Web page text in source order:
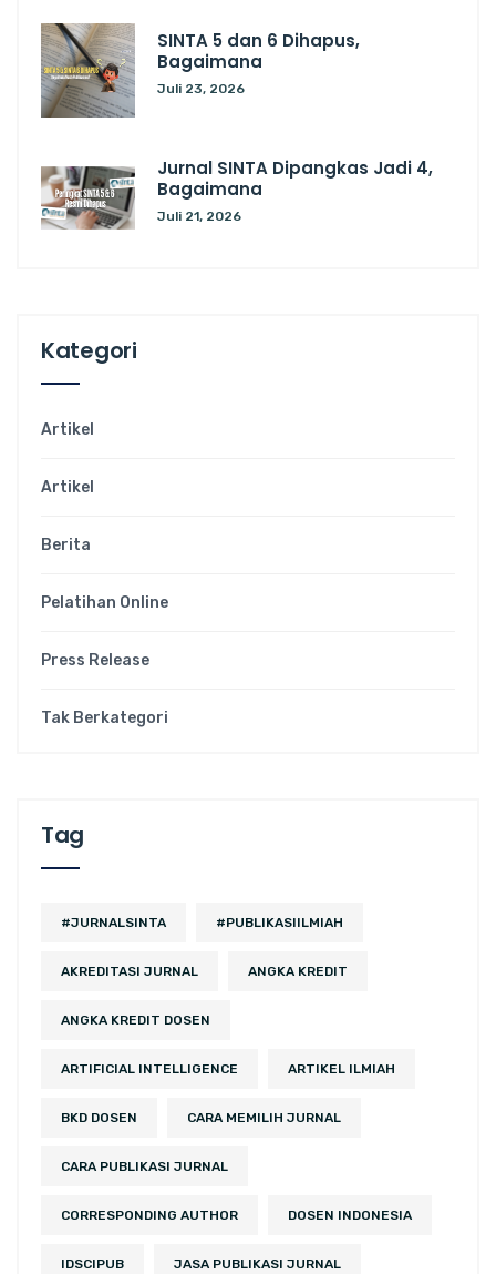
SINTA 5 dan 6 Dihapus,
Bagaimana
Juli 23, 2026
Jurnal SINTA Dipangkas Jadi 4,
Bagaimana
Juli 21, 2026
Kategori
Artikel
Artikel
Berita
Pelatihan Online
Press Release
Tak Berkategori
Tag
#JURNALSINTA #PUBLIKASIILMIAH
AKREDITASI JURNAL ANGKA KREDIT
ANGKA KREDIT DOSEN
ARTIFICIAL INTELLIGENCE ARTIKEL ILMIAH
BKD DOSEN CARA MEMILIH JURNAL
CARA PUBLIKASI JURNAL
CORRESPONDING AUTHOR DOSEN INDONESIA
IDSCIPUB JASA PUBLIKASI JURNAL